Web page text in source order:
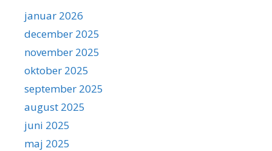
januar 2026
december 2025
november 2025
oktober 2025
september 2025
august 2025
juni 2025
maj 2025